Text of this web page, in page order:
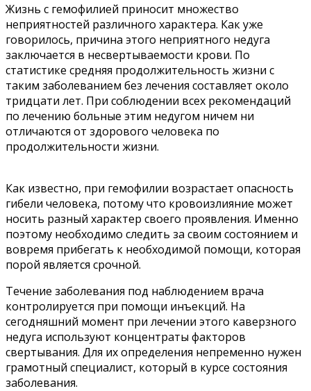
Жизнь с гемофилией приносит множество
неприятностей различного характера. Как уже
говорилось, причина этого неприятного недуга
заключается в несвертываемости крови. По
статистике средняя продолжительность жизни с
таким заболеванием без лечения составляет около
тридцати лет. При соблюдении всех рекомендаций
по лечению больные этим недугом ничем ни
отличаются от здорового человека по
продолжительности жизни.
Как известно, при гемофилии возрастает опасность
гибели человека, потому что кровоизлияние может
носить разный характер своего проявления. Именно
поэтому необходимо следить за своим состоянием и
вовремя прибегать к необходимой помощи, которая
порой является срочной.
Течение заболевания под наблюдением врача
контролируется при помощи инъекций. На
сегодняшний момент при лечении этого каверзного
недуга используют концентраты факторов
свертывания. Для их определения непременно нужен
грамотный специалист, который в курсе состояния
заболевания.